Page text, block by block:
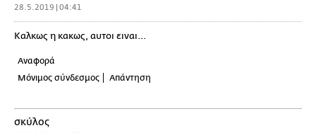
28.5.2019 | 04:41
Καλκως η κακως, αυτοι ειναι...
Αναφορά
Μόνιμος σύνδεσμος
Απάντηση
σκύλος